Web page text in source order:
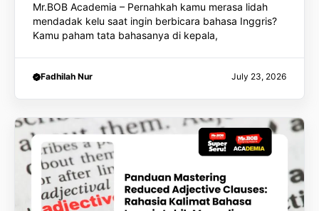
Mr.BOB Academia – Pernahkah kamu merasa lidah
mendadak kelu saat ingin berbicara bahasa Inggris?
Kamu paham tata bahasanya di kepala,
Fadhilah Nur July 23, 2026